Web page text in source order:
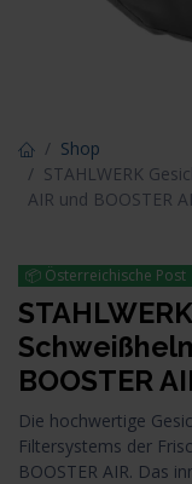
Shop
STAHLWERK
AIR und BOOSTER
📦 Österreichische Post
BOOSTER
Die hochwertige
Filtersystems der
BOOSTER AIR. Das